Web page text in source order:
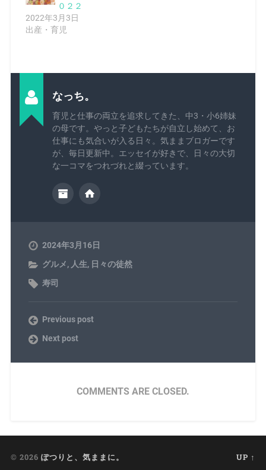
０２２
2022年3月3日
出産・育児
なっち。
育児と仕事の両立を追求してきた、中3・小6姉妹
の母です。やっと子どもたちが自立し始めて、お
仕事にも気合いが入る日々。気ままブロガーです
が、毎日更新中。エッセイが好きで、日々の大切
な一コマをつれづれと綴っています。
2024年3月16日
グルメ, 人生, 日々の徒然
寿司
Previous post
Next post
COMMENTS ARE CLOSED.
© 2026 ぽつりと、気ままに。 UP ↑